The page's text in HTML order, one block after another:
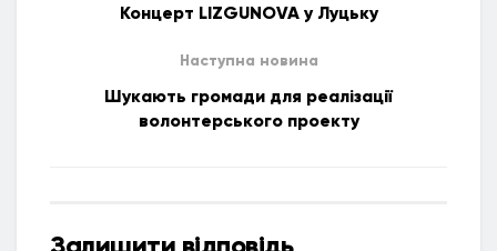
Концерт LIZGUNOVA у Луцьку
Наступна новина
Шукають громади для реалізації
волонтерського проекту
Залишити відповідь